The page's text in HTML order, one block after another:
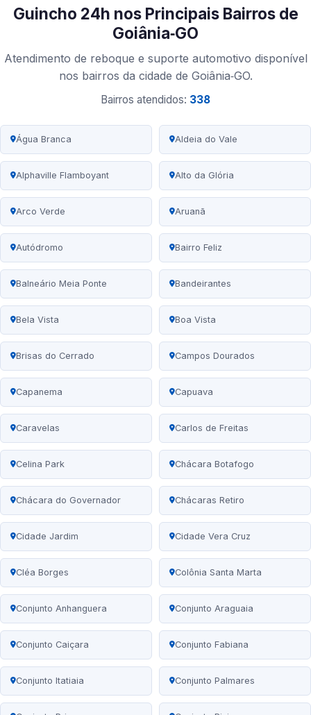
Guincho 24h nos Principais Bairros de
Goiânia‑GO
Atendimento de reboque e suporte automotivo disponível
nos bairros da cidade de Goiânia‑GO.
Bairros atendidos: 338
Água Branca Aldeia do Vale
Alphaville Flamboyant Alto da Glória
Arco Verde Aruanã
Autódromo Bairro Feliz
Balneário Meia Ponte Bandeirantes
Bela Vista Boa Vista
Brisas do Cerrado Campos Dourados
Capanema Capuava
Caravelas Carlos de Freitas
Celina Park Chácara Botafogo
Chácara do Governador Chácaras Retiro
Cidade Jardim Cidade Vera Cruz
Cléa Borges Colônia Santa Marta
Conjunto Anhanguera Conjunto Araguaia
Conjunto Caiçara Conjunto Fabiana
Conjunto Itatiaia Conjunto Palmares